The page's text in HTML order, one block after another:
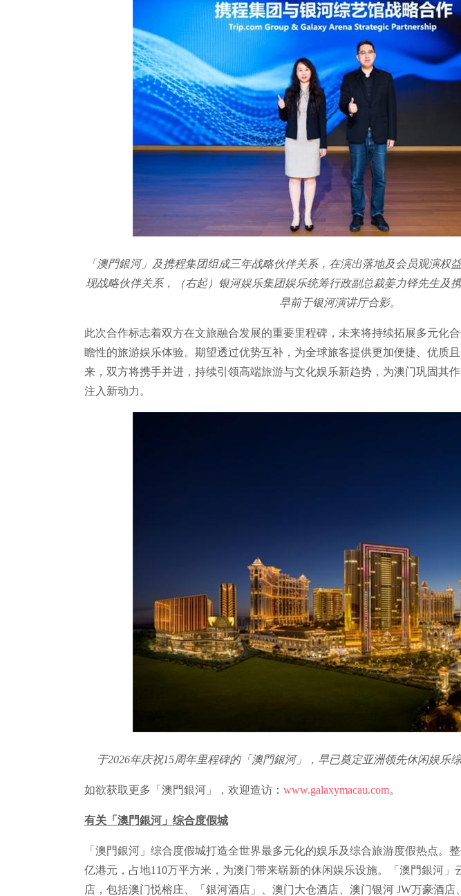
「澳門銀河」及携程集团组成三年战略伙伴关系，在演出落地及会员观演权
现战略伙伴关系，（右起）银河娱乐集团娱乐统筹行政副总裁姜力铎先生及
早前于银河演讲厅合影。
此次合作标志着双方在文旅融合发展的重要里程碑，未来将持续拓展多元化
瞻性的旅游娱乐体验。期望透过优势互补，为全球旅客提供更加便捷、优质
来，双方将携手并进，持续引领高端旅游与文化娱乐新趋势，为澳门巩固其
注入新动力。
于2026年庆祝15周年里程碑的「澳門銀河」，早已奠定亚洲领先休闲娱乐
如欲获取更多「澳門銀河」，欢迎造访： www.galaxymacau.com。
有关「澳門銀河」综合度假城
「澳門銀河」综合度假城打造全世界最多元化的娱乐及综合旅游度假热点。
亿港元，占地110万平方米，为澳门带来崭新的休闲娱乐设施。「澳門銀河」
店，包括澳门悦榕庄、「銀河酒店」、澳门大仓酒店、澳门银河 JW万豪酒店